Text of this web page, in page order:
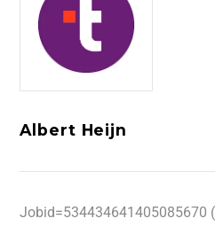
Albert Heijn
Jobid=534434641405085670